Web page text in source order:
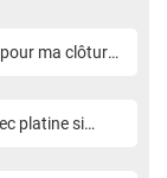
ma clôture
platine si